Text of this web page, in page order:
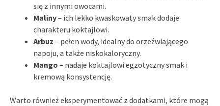
się z innymi owocami.
Maliny– ich lekko kwaskowaty smak dodaje
charakteru koktajlowi.
Arbuz – pełen wody, idealny do orzeźwiającego
napoju, a także niskokaloryczny.
Mango – nadaje koktajlowi egzotyczny smak i
kremową konsystencję.
Warto również eksperymentować z dodatkami, które mogą